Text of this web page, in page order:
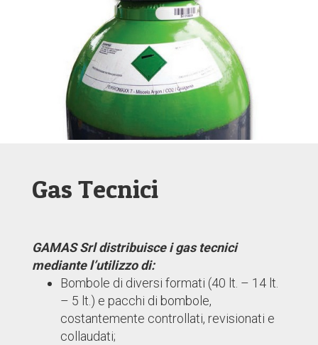
Gas Tecnici
GAMAS Srl distribuisce i gas tecnici
mediante l’utilizzo di:
Bombole di diversi formati (40 lt. – 14 lt.
– 5 lt.) e pacchi di bombole,
costantemente controllati, revisionati e
collaudati;